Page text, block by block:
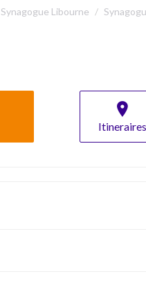
Synagogue Libourne
Itineraires